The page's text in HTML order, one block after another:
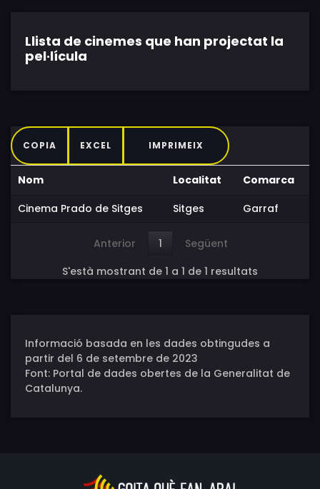
Llista de cinemes que han projectat la
pel·lícula
COPIA EXCEL IMPRIMEIX
Nom Localitat
Comarca
Cinema Prado de Sitges
Sitges Garraf
Anterior 1
Següent
S'està mostrant de 1 a 1 de 1 resultats
Informació basada en les dades obtingudes a
partir del 6 de setembre de 2023
Font: Portal de dades obertes de la Generalitat de
Catalunya.